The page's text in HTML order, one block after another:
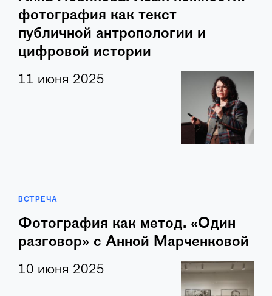
фотография как текст
публичной антропологии и
цифровой истории
11 июня 2025
ВСТРЕЧА
Фотография как метод. «Один
разговор» с Анной Марченковой
10 июня 2025